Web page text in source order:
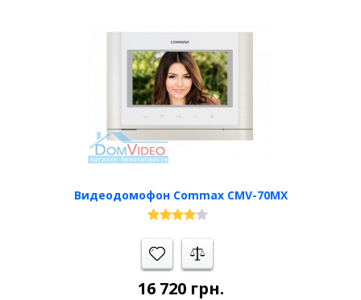
Видеодомофон Commax CMV-70MX
16 720грн.